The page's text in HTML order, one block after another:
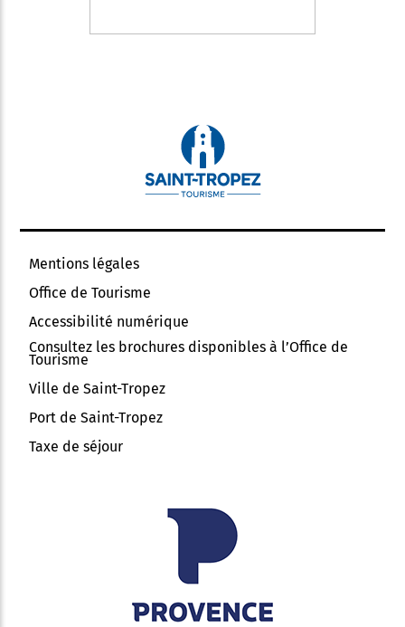
Mentions légales
Office de Tourisme
Accessibilité numérique
Consultez les brochures disponibles à l’Office de
Tourisme
Ville de Saint-Tropez
Port de Saint-Tropez
Taxe de séjour